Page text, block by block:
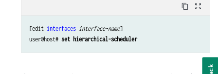
content_copy zoom_out_map
[edit interfaces interface-name]
user@host# set hierarchical-scheduler